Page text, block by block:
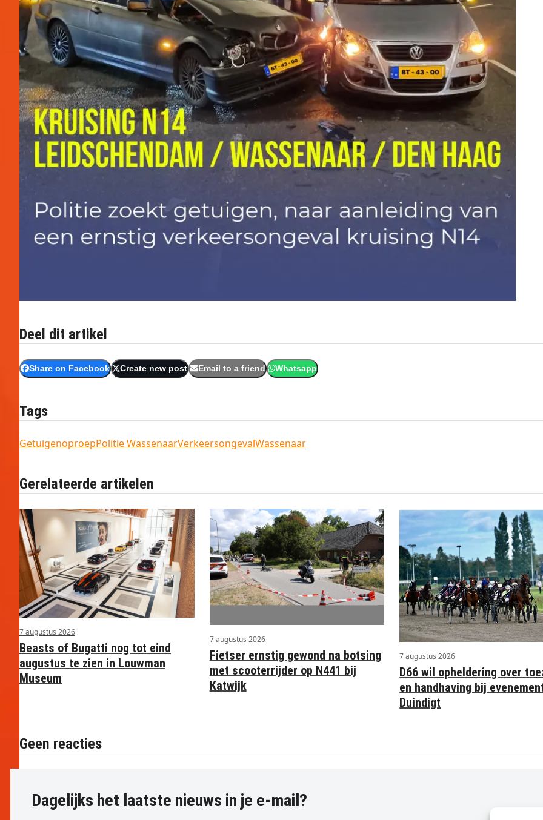
Deel dit artikel
Share on Facebook Create new post Email to a friend Whatsapp
Tags
GetuigenoproepPolitie WassenaarVerkeersongevalWassenaar
Gerelateerde artikelen
7 augustus 2026
Beasts of Bugatti nog tot eind
augustus te zien in Louwman
Museum
7 augustus 2026
Fietser ernstig gewond na botsing
met scooterrijder op N441 bij
Katwijk
7 augustus 2026
D66 wil opheldering over
en handhaving bij
Duindigt
Geen reacties
Dagelijks het laatste nieuws in je e-mail?